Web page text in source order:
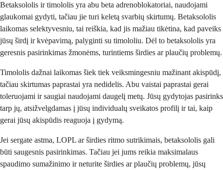
Betaksololis ir timololis yra abu beta adrenoblokatoriai, naudojami
glaukomai gydyti, tačiau jie turi keletą svarbių skirtumų. Betaksololis
laikomas selektyvesniu, tai reiškia, kad jis mažiau tikėtina, kad paveiks
jūsų širdį ir kvėpavimą, palyginti su timololiu. Dėl to betaksololis yra
geresnis pasirinkimas žmonėms, turintiems širdies ar plaučių problemų.
Timololis dažnai laikomas šiek tiek veiksmingesniu mažinant akispūdį,
tačiau skirtumas paprastai yra nedidelis. Abu vaistai paprastai gerai
toleruojami ir saugiai naudojami daugelį metų. Jūsų gydytojas pasirinks
tarp jų, atsižvelgdamas į jūsų individualų sveikatos profilį ir tai, kaip
gerai jūsų akispūdis reaguoja į gydymą.
Jei sergate astma, LOPL ar širdies ritmo sutrikimais, betaksololis gali
būti saugesnis pasirinkimas. Tačiau jei jums reikia maksimalaus
spaudimo sumažinimo ir neturite širdies ar plaučių problemų, jūsų